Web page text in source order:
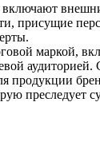
присущие
маркой,
продукции
преследует